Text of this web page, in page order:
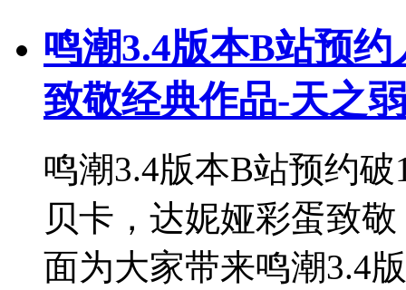
鸣潮3.4版本B站预
致敬经典作品-天之
鸣潮3.4版本B站预约
贝卡，达妮娅彩蛋致
面为大家带来鸣潮3.4